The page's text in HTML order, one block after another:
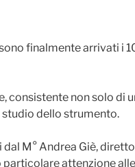
finalmente arrivati i
consistente non solo di
studio dello strumento.
M° Andrea Giè,
attenzione